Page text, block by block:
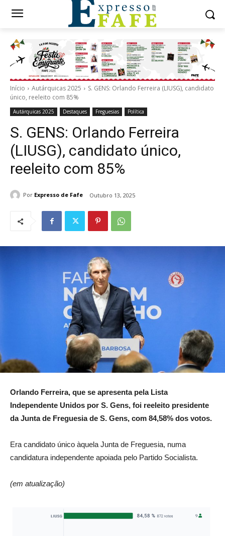
Início Autárquicas 2025
S. GENS: Orlando Ferreira (LIUSG), candidato
único, reeleito com 85%
Autárquicas 2025 Destaques Freguesias Política
S. GENS: Orlando Ferreira
(LIUSG), candidato único,
reeleito com 85%
Por Expresso de Fafe Outubro 13, 2025
Orlando Ferreira, que se apresenta pela Lista
Independente Unidos por S. Gens, foi reeleito presidente
da Junta de Freguesia de S. Gens, com 84,58% dos votos.
Era candidato único àquela Junta de Freguesia, numa
candidatura independente apoiada pelo Partido Socialista.
(em atualização)